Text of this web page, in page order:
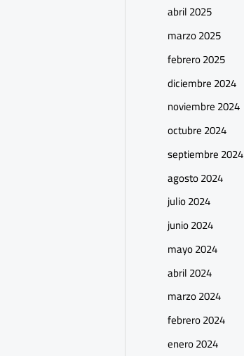
abril 2025
marzo 2025
febrero 2025
diciembre 2024
noviembre 2024
octubre 2024
septiembre 2024
agosto 2024
julio 2024
junio 2024
mayo 2024
abril 2024
marzo 2024
febrero 2024
enero 2024